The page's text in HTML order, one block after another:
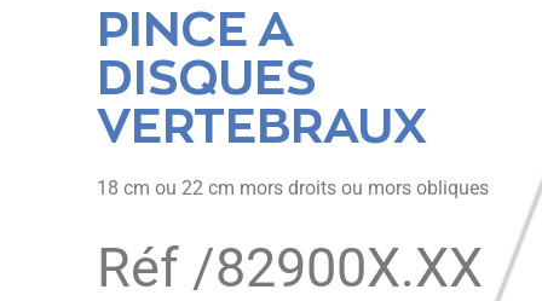
PINCE A
DISQUES
VERTEBRAUX
18 cm ou 22 cm mors droits ou mors obliques
Réf /82900X.XX